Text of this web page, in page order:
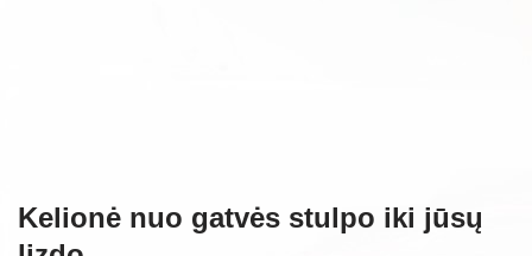
Kelionė nuo gatvės stulpo iki jūsų